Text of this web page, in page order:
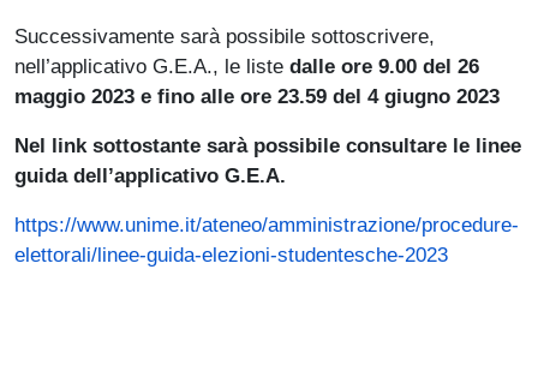
Successivamente sarà possibile sottoscrivere,
nell’applicativo G.E.A., le liste dalle ore 9.00 del 26
maggio 2023 e fino alle ore 23.59 del 4 giugno 2023
Nel link sottostante sarà possibile consultare le linee
guida dell’applicativo G.E.A.
https://www.unime.it/ateneo/amministrazione/procedure-
elettorali/linee-guida-elezioni-studentesche-2023